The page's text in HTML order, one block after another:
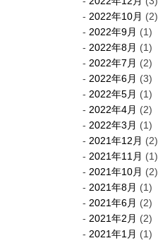
2022年10月 (2)
2022年9月 (1)
2022年8月 (1)
2022年7月 (2)
2022年6月 (3)
2022年5月 (1)
2022年4月 (2)
2022年3月 (1)
2021年12月 (2)
2021年11月 (1)
2021年10月 (2)
2021年8月 (1)
2021年6月 (2)
2021年2月 (2)
2021年1月 (1)